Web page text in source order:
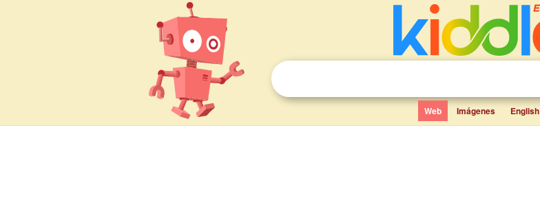
Web Imágenes English